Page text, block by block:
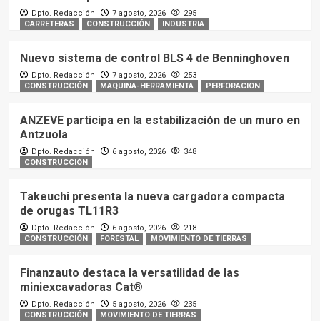
Dpto. Redacción 7 agosto, 2026
295
CARRETERAS
CONSTRUCCIÓN INDUSTRIA
Nuevo sistema de control BLS 4 de Benninghoven
Dpto. Redacción 7 agosto, 2026
253
CONSTRUCCIÓN
MAQUINA-HERRAMIENTA PERFORACION
ANZEVE participa en la estabilización de un muro en
Antzuola
Dpto. Redacción 6 agosto, 2026
348
CONSTRUCCIÓN
Takeuchi presenta la nueva cargadora compacta
de orugas TL11R3
Dpto. Redacción 6 agosto, 2026
218
CONSTRUCCIÓN
FORESTAL MOVIMIENTO DE TIERRAS
Finanzauto destaca la versatilidad de las
miniexcavadoras Cat®
Dpto. Redacción 5 agosto, 2026
235
CONSTRUCCIÓN
MOVIMIENTO DE TIERRAS